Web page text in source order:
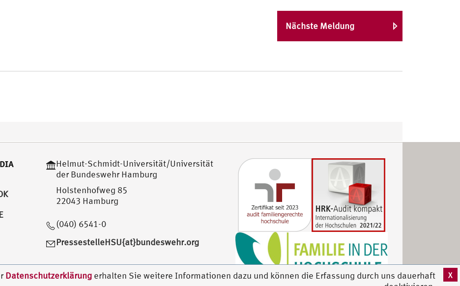
Datenschutzerklärung erhalten Sie weitere Informationen dazu und können die Erfassung durch uns dauerhaft
X
Nächste Meldung
Helmut-Schmidt-Universität/Universität
der Bundeswehr Hamburg
Holstenhofweg 85
22043 Hamburg
(040) 6541-0
PressestelleHSU{at}bundeswehr.org